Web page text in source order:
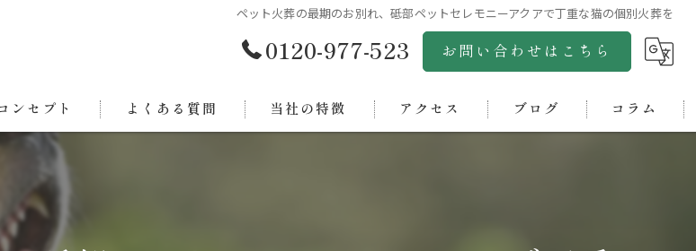
ペット火葬の最期のお別れ、砥部ペットセレモニーアクアで丁重な猫の個別火葬を
0120-977-523 お問い合わせはこちら
ンセプト よくある質問 当社の特徴 アクセス ブログ コラム